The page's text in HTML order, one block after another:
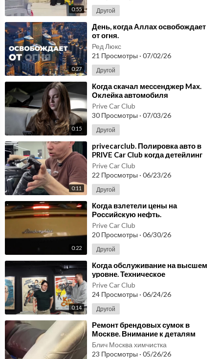
0:55 Другой
0:27
⁣День, когда Аллах освобождает
от огня.
Ред Люкс
21 Просмотры · 07/02/26
Другой
0:15
⁣Когда скачал мессенджер Max.
Оклейка автомобиля
Prive Car Club
30 Просмотры · 07/03/26
Другой
0:11
⁣privecarclub. Полировка авто в
PRIVE Car Club когда детейлинг
важнее съёмки и лишнего шума
Prive Car Club
22 Просмотры · 06/23/26
Другой
0:22
⁣Когда взлетели цены на
Российскую нефть.
Prive Car Club
20 Просмотры · 06/30/26
Другой
0:14
⁣Когда обслуживание на высшем
уровне. Техническое
обслуживание авто.
Prive Car Club
24 Просмотры · 06/24/26
Другой
⁣Ремонт брендовых сумок в
Москве. Внимание к деталям
даже когда съёмка пошла не так |
ДО/ПОСЛЕ
Блич Москва химчистка
23 Просмотры · 05/26/26